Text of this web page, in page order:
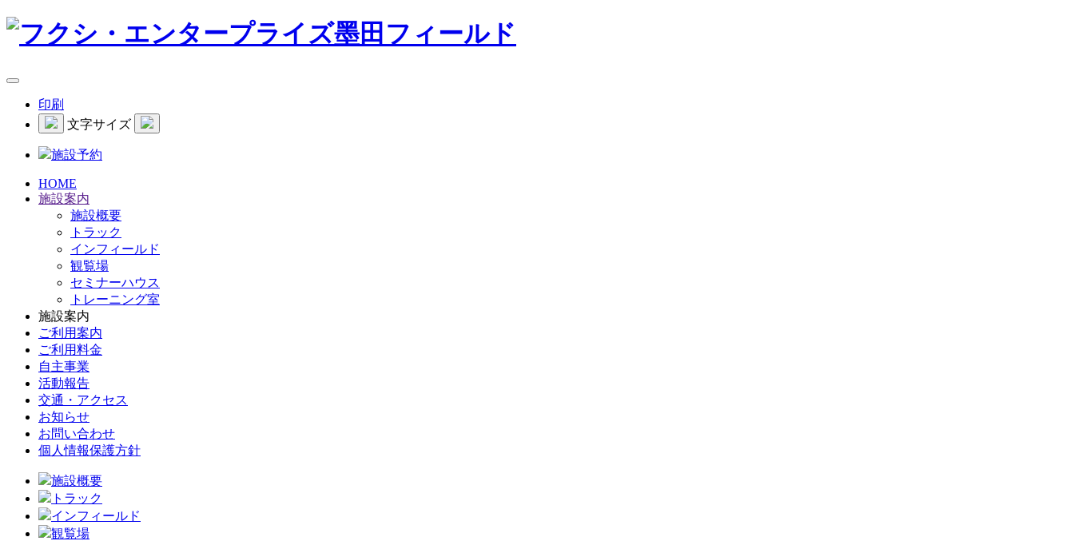
印刷
文字サイズ
施設予約
HOME
施設案内
施設概要
トラック
インフィールド
観覧場
セミナーハウス
トレーニング室
施設案内
ご利用案内
ご利用料金
自主事業
活動報告
交通・アクセス
お知らせ
お問い合わせ
個人情報保護方針
施設概要
トラック
インフィールド
観覧場